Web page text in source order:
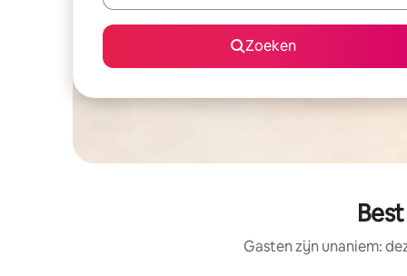
Zoeken
Gasten zijn unaniem: